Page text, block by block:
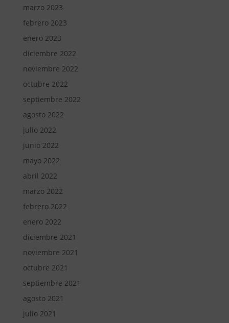
marzo 2023
febrero 2023
enero 2023
diciembre 2022
noviembre 2022
octubre 2022
septiembre 2022
agosto 2022
julio 2022
junio 2022
mayo 2022
abril 2022
marzo 2022
febrero 2022
enero 2022
diciembre 2021
noviembre 2021
octubre 2021
septiembre 2021
agosto 2021
julio 2021